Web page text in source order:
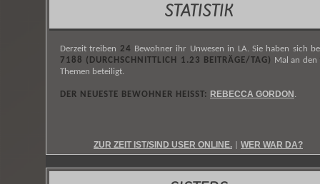
STATISTIK
Derzeit treiben 24
Bewohner ihr Unwesen in LA. Sie haben sich
7188 (DURCHSCHNITTLICH 1.23 BEITRÄGE/TAG)
Mal an den
Themen beteiligt.
DER NEUESTE BEWOHNER HEISST: REBECCA GORDON .
ZUR ZEIT IST/SIND USER ONLINE. WER WAR DA?